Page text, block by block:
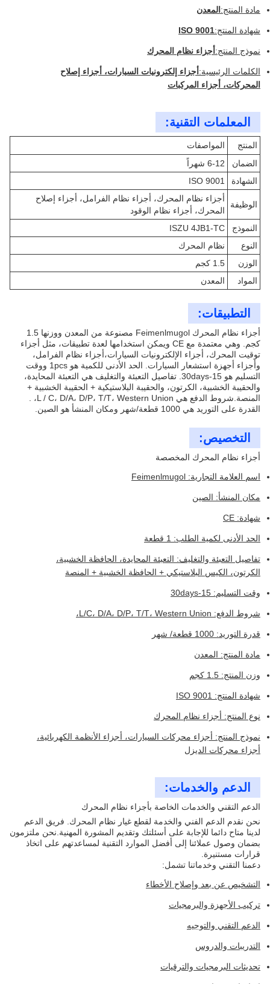
مادة المنتج:المعدن
شهادة المنتج:ISO 9001
نموذج المنتج:أجزاء نظام المحرك
الكلمات الرئيسية:أجزاء إلكترونيات السيارات، أجزاء إصلاح
المحركات، أجزاء المركبات
المعلمات التقنية:
المنتج
المواصفات
الضمان
6-12 شهراً
الشهادة
ISO 9001
الوظيفة
أجزاء نظام المحرك، أجزاء نظام الفرامل، أجزاء إصلاح
المحرك، أجزاء نظام الوقود
النموذج
ISZU 4JB1-TC
النوع
نظام المحرك
الوزن
1.5 كجم
المواد
المعدن
التطبيقات:
أجزاء نظام المحرك Feimenlmugol مصنوعة من المعدن ووزنها 1.5
كجم. وهي معتمدة مع CE ويمكن استخدامها لعدة تطبيقات، مثل أجزاء
توقيت المحرك، أجزاء الإلكترونيات السيارات،أجزاء نظام الفرامل،
وأجزاء أجهزة استشعار السيارات. الحد الأدنى للكمية هو 1pcs ووقت
التسليم هو 15-30days. تفاصيل التعبئة والتغليف هي التعبئة المحايدة،
والحقيبة الخشبية، الكرتون، والحقيبة البلاستيكية + الحقيبة الخشبية +
المنصة.شروط الدفع هي L / C، D/A، D/P، T/T، Western Union، .
القدرة على التوريد هي 1000 قطعة/شهر ومكان المنشأ هو الصين.
التخصيص:
أجزاء نظام المحرك المخصصة
اسم العلامة التجارية: Feimenlmugol
مكان المنشأ: الصين
شهادة: CE
الحد الأدنى لكمية الطلب: 1 قطعة
تفاصيل التعبئة والتغليف: التعبئة المحايدة، الحافظة الخشبية،
الكرتون، الكيس البلاستيكي + الحافظة الخشبية + المنصة
وقت التسليم: 15-30days
شروط الدفع: L/C، D/A، D/P، T/T، Western Union،
قدرة التوريد: 1000 قطعة/ شهر
مادة المنتج: المعدن
وزن المنتج: 1.5 كجم
شهادة المنتج: ISO 9001
نوع المنتج: أجزاء نظام المحرك
نموذج المنتج: أجزاء محركات السيارات، أجزاء الأنظمة الكهربائية،
أجزاء محركات الديزل
الدعم والخدمات:
الدعم التقني والخدمات الخاصة بأجزاء نظام المحرك
نحن نقدم الدعم الفني والخدمة لقطع غيار نظام المحرك. فريق الدعم
لدينا متاح دائما للإجابة على أسئلتك وتقديم المشورة المهنية.نحن ملتزمون
بضمان وصول عملائنا إلى أفضل الموارد التقنية لمساعدتهم على اتخاذ
قرارات مستنيرة.
دعمنا التقني وخدماتنا تشمل:
التشخيص عن بعد وإصلاح الأخطاء
تركيب الأجهزة والبرمجيات
الدعم التقني والتوجيه
التدريبات والدروس
تحديثات البرمجيات والترقيات